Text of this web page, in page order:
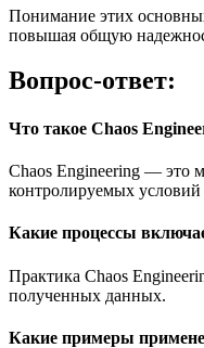
Понимание этих
повышая общую
Вопрос-ответ:
Что такое Chaos
Chaos Engineering — это
контролируемых
Какие процессы
Практика Chaos
полученных данных.
Какие примеры